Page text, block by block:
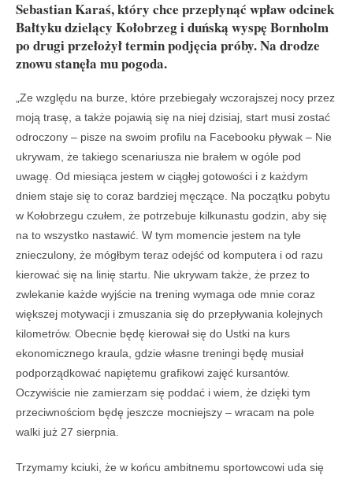
Sebastian Karaś, który chce przepłynąć wpław odcinek
Bałtyku dzielący Kołobrzeg i duńską wyspę Bornholm
po drugi przełożył termin podjęcia próby. Na drodze
znowu stanęła mu pogoda.
„Ze względu na burze, które przebiegały wczorajszej nocy przez
moją trasę, a także pojawią się na niej dzisiaj, start musi zostać
odroczony – pisze na swoim profilu na Facebooku pływak – Nie
ukrywam, że takiego scenariusza nie brałem w ogóle pod
uwagę. Od miesiąca jestem w ciągłej gotowości i z każdym
dniem staje się to coraz bardziej męczące. Na początku pobytu
w Kołobrzegu czułem, że potrzebuje kilkunastu godzin, aby się
na to wszystko nastawić. W tym momencie jestem na tyle
znieczulony, że mógłbym teraz odejść od komputera i od razu
kierować się na linię startu. Nie ukrywam także, że przez to
zwlekanie każde wyjście na trening wymaga ode mnie coraz
większej motywacji i zmuszania się do przepływania kolejnych
kilometrów. Obecnie będę kierował się do Ustki na kurs
ekonomicznego kraula, gdzie własne treningi będę musiał
podporządkować napiętemu grafikowi zajęć kursantów.
Oczywiście nie zamierzam się poddać i wiem, że dzięki tym
przeciwnościom będę jeszcze mocniejszy – wracam na pole
walki już 27 sierpnia.
Trzymamy kciuki, że w końcu ambitnemu sportowcowi uda się